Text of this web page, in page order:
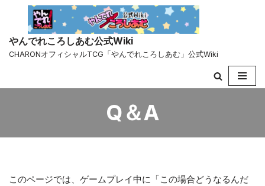
ン
テ
ッ
やんでれころしあむ公式Wiki
CHARONオフィシャルTCG「やんでれころしあむ」公式Wiki
Q＆A
このページでは、ゲームプレイ中に「この場合どうなるんだ